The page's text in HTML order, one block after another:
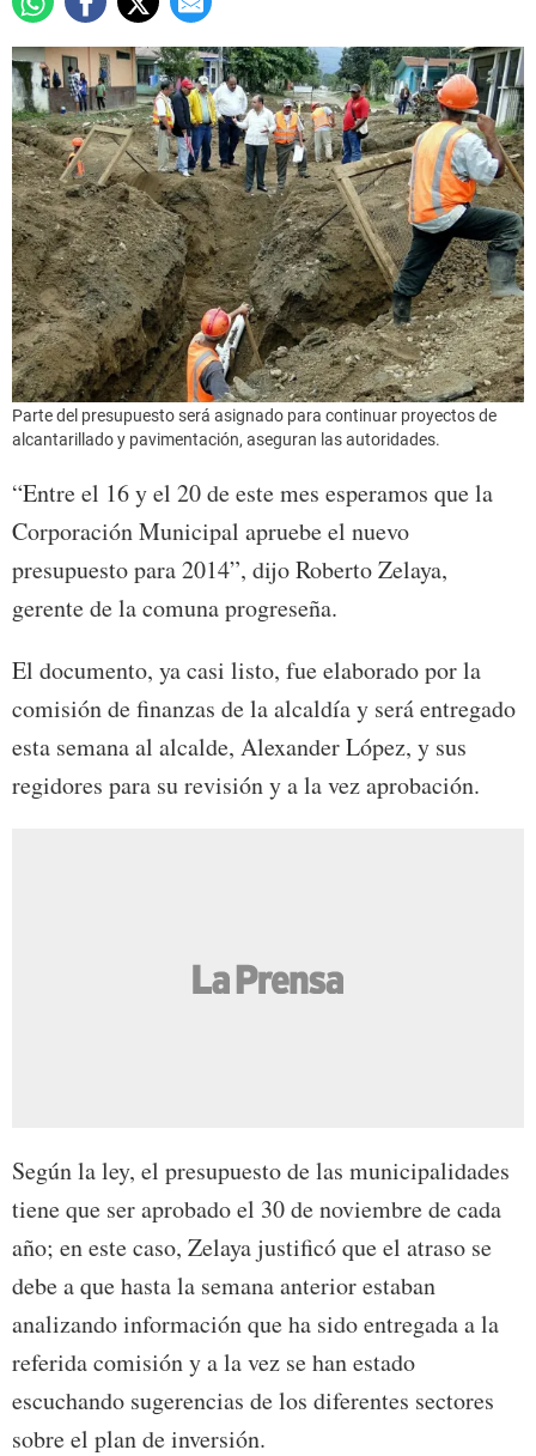
Parte del presupuesto será asignado para continuar proyectos de
alcantarillado y pavimentación, aseguran las autoridades.
“Entre el 16 y el 20 de este mes esperamos que la
Corporación Municipal apruebe el nuevo
presupuesto para 2014”, dijo Roberto Zelaya,
gerente de la comuna progreseña.
El documento, ya casi listo, fue elaborado por la
comisión de finanzas de la alcaldía y será entregado
esta semana al alcalde, Alexander López, y sus
regidores para su revisión y a la vez aprobación.
Según la ley, el presupuesto de las municipalidades
tiene que ser aprobado el 30 de noviembre de cada
año; en este caso, Zelaya justificó que el atraso se
debe a que hasta la semana anterior estaban
analizando información que ha sido entregada a la
referida comisión y a la vez se han estado
escuchando sugerencias de los diferentes sectores
sobre el plan de inversión.